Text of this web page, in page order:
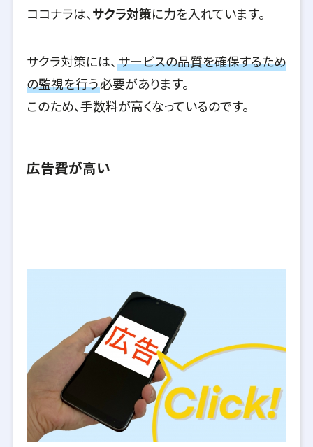
ココナラは、 サクラ対策に力を入れています。
サクラ対策には、 サービスの品質を確保するため
の監視を行う必要があります。
このため、手数料が高くなっているのです。
広告費が高い